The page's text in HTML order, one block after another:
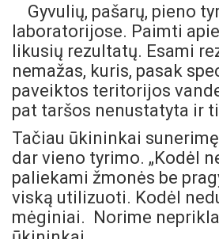
Gyvulių, pašarų, pieno
laboratorijose. Paimti
likusių rezultatų. Esami
nemažas, kuris, pasak
paveiktos teritorijos
pat taršos nenustatyta ir
Tačiau ūkininkai
dar vieno tyrimo. „Kodėl
paliekami žmonės be
viską utilizuoti. Kodėl
mėginiai. Norime